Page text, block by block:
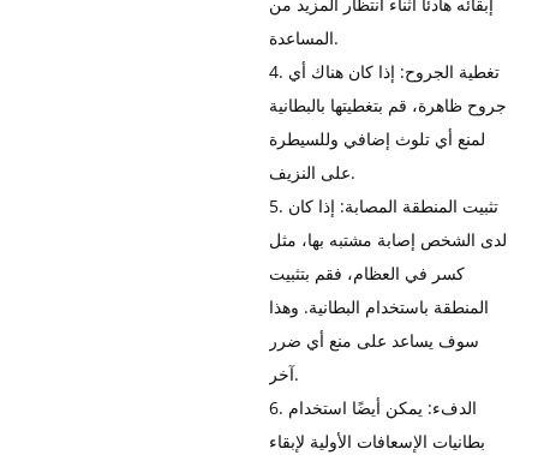
المساعدة.
4. تغطية الجروح: إذا كان هناك أي
جروح ظاهرة، قم بتغطيتها بالبطانية
لمنع أي تلوث إضافي وللسيطرة
على النزيف.
5. تثبيت المنطقة المصابة: إذا كان
لدى الشخص إصابة مشتبه بها، مثل
كسر في العظام، فقم بتثبيت
المنطقة باستخدام البطانية. وهذا
سوف يساعد على منع أي ضرر
آخر.
6. الدفء: يمكن أيضًا استخدام
بطانيات الإسعافات الأولية لإبقاء